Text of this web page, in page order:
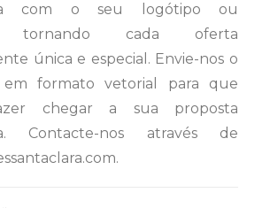
com o seu logótipo ou
tornando cada oferta
única e especial. Envie-nos o
formato vetorial para que
chegar a sua proposta
Contacte-nos através de